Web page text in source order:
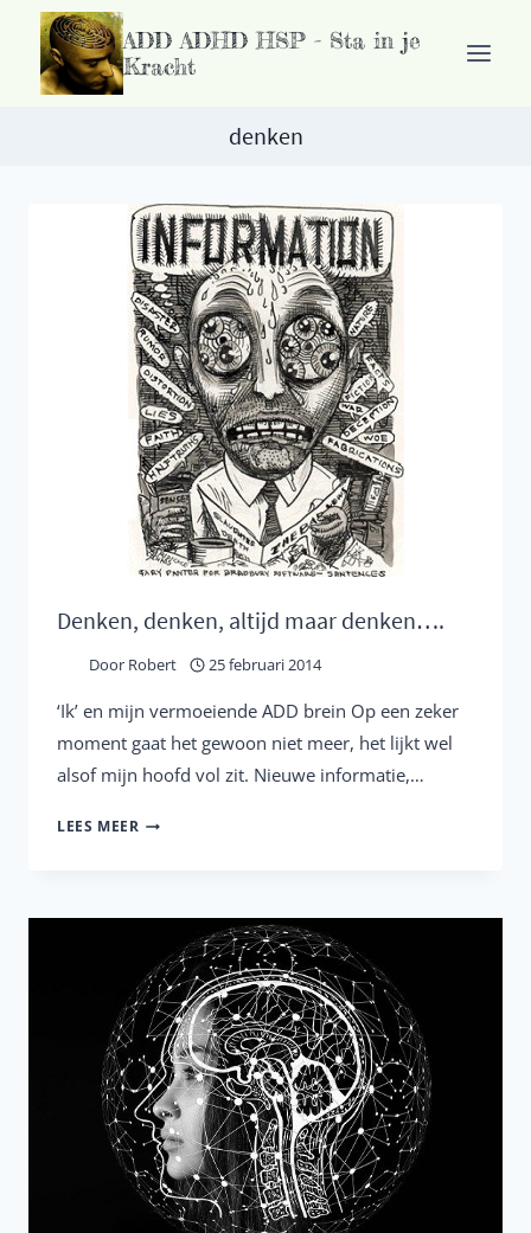
ADD ADHD HSP - Sta in je
Kracht
denken
Denken, denken, altijd maar denken….
Door Robert 25 februari 2014
‘Ik’ en mijn vermoeiende ADD brein Op een zeker
moment gaat het gewoon niet meer, het lijkt wel
alsof mijn hoofd vol zit. Nieuwe informatie,…
LEES MEER DENKEN,
MAAR
DENKEN….